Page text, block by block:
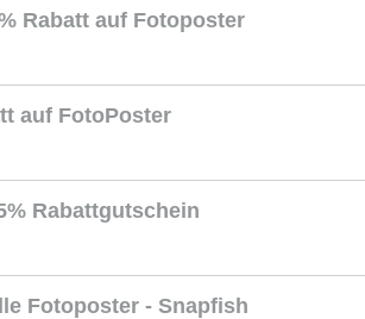
Rabatt auf Fotoposter
auf FotoPoster
Rabattgutschein
Fotoposter - Snapfish